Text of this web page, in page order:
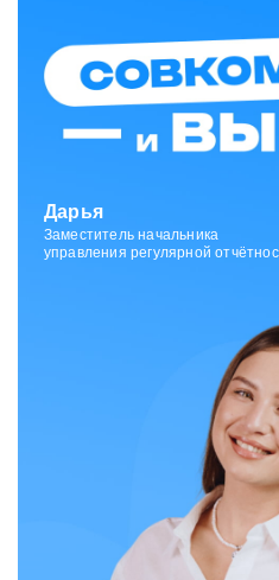
Зарина
Ведущий специалист
отдела исходящих коммуникаций